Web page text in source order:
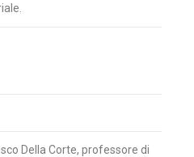
Della Corte, professore di